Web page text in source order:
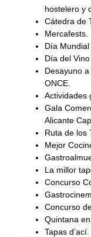
hostelero y
Cátedra de
Mercafests.
Día Mundial
Día del
Desayuno
ONCE.
Actividades
Gala
Alicante
Ruta de los
Mejor
La millor
Concurso
Concurso
Quintana en
Tapas d’ací.